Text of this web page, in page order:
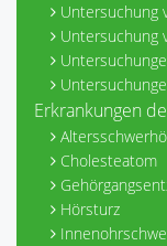
Untersuchung
Untersuchung
Erkrankungen
Cholesteatom
Hörsturz